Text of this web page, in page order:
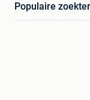
Populaire